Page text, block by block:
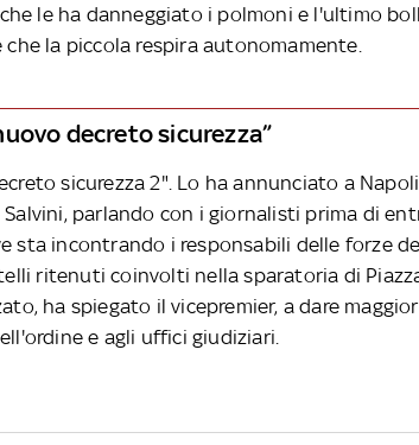
le ha danneggiato i polmoni e l'ultimo
che la piccola respira autonomamente.
decreto sicurezza”
sicurezza 2". Lo ha annunciato a
parlando con i giornalisti prima di
sta incontrando i responsabili delle forze
ritenuti coinvolti nella sparatoria di
ha spiegato il vicepremier, a dare
e agli uffici giudiziari.